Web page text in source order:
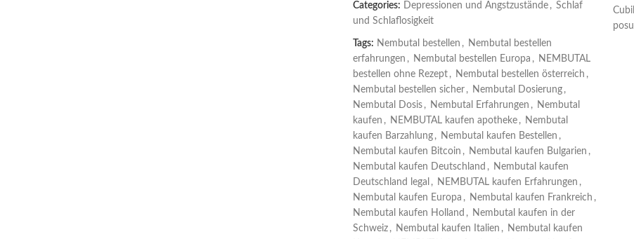
Categories: Depressionen und Angstzustände , Schlaf
und Schlaflosigkeit
Tags: Nembutal bestellen , Nembutal bestellen
erfahrungen , Nembutal bestellen Europa , NEMBUTAL
bestellen ohne Rezept , Nembutal bestellen österreich ,
Nembutal bestellen sicher , Nembutal Dosierung ,
Nembutal Dosis , Nembutal Erfahrungen , Nembutal
kaufen , NEMBUTAL kaufen apotheke , Nembutal
kaufen Barzahlung , Nembutal kaufen Bestellen ,
Nembutal kaufen Bitcoin , Nembutal kaufen Bulgarien ,
Nembutal kaufen Deutschland , Nembutal kaufen
Deutschland legal , NEMBUTAL kaufen Erfahrungen ,
Nembutal kaufen Europa , Nembutal kaufen Frankreich ,
Nembutal kaufen Holland , Nembutal kaufen in der
Schweiz , Nembutal kaufen Italien , Nembutal kaufen